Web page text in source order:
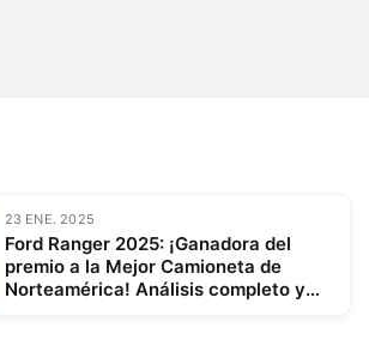
23 ENE. 2025
Ford Ranger 2025: ¡Ganadora del
premio a la Mejor Camioneta de
Norteamérica! Análisis completo y